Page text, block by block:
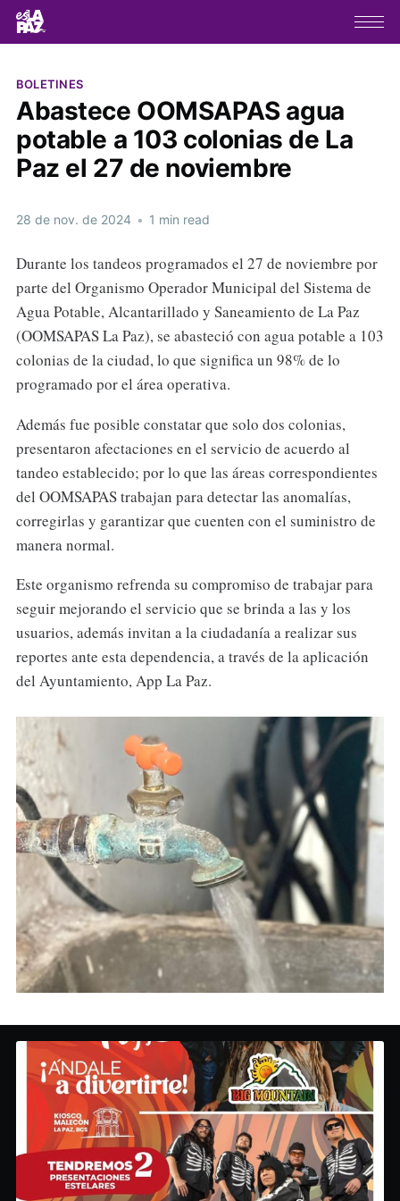
BOLETINES
Abastece OOMSAPAS agua
potable a 103 colonias de La
Paz el 27 de noviembre
28 de nov. de 2024 • 1 min read
Durante los tandeos programados el 27 de noviembre por
parte del Organismo Operador Municipal del Sistema de
Agua Potable, Alcantarillado y Saneamiento de La Paz
(OOMSAPAS La Paz), se abasteció con agua potable a 103
colonias de la ciudad, lo que significa un 98% de lo
programado por el área operativa.
Además fue posible constatar que solo dos colonias,
presentaron afectaciones en el servicio de acuerdo al
tandeo establecido; por lo que las áreas correspondientes
del OOMSAPAS trabajan para detectar las anomalías,
corregirlas y garantizar que cuenten con el suministro de
manera normal.
Este organismo refrenda su compromiso de trabajar para
seguir mejorando el servicio que se brinda a las y los
usuarios, además invitan a la ciudadanía a realizar sus
reportes ante esta dependencia, a través de la aplicación
del Ayuntamiento, App La Paz.